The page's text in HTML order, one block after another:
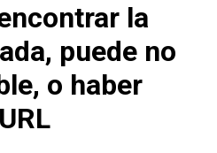
la
puede no
o haber